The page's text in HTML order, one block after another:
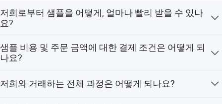
저희로부터 샘플을 어떻게, 얼마나 빨리 받을 수 있나
요?
니다. 제작 기간은 약 7일 정도 소요됩니다. 구매자는 배송
비와 샘플 제작 비용, 그리고 자체 로고 인쇄 비용을 부담해
샘플 비용 및 주문 금액에 대한 결제 조건은 어떻게 되
나요?
(Paypal)을 이용한 결제를 받습니다. 대량 주문의 경우, 은
저희와 거래하는 전체 과정은 어떻게 되나요?